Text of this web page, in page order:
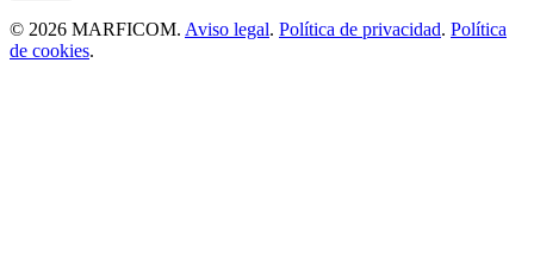
© 2026 MARFICOM. Aviso legal. Política de privacidad. Política
de cookies.